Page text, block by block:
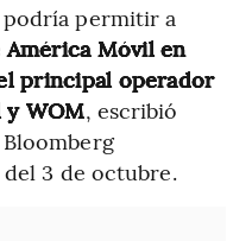
permitir a
Móvil en
principal operador
y WOM, escribió
3 de octubre.